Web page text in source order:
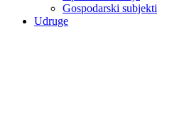
Gospodarski subjekti
Udruge